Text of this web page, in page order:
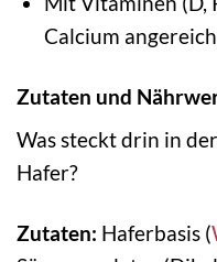
Calcium
Zutaten und
Was steckt drin in
Hafer?
Zutaten: Haferbasis (